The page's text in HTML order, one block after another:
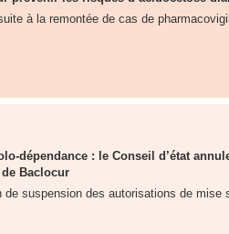
à la remontée de cas de
dépendance : le Conseil d’état
Baclocur
de suspension des autorisations de mise